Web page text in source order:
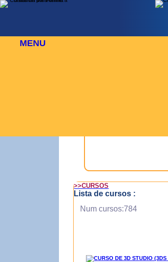
MENU
>>CURSOS
Lista de cursos :
Num cursos:784